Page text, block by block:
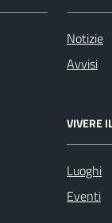
Notizie
Avvisi
VIVERE
Luoghi
Eventi